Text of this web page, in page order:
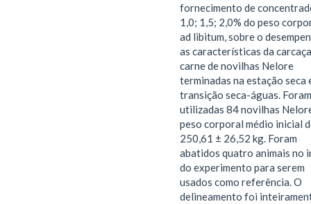
fornecimento de
1,0; 1,5; 2,0% do peso
ad libitum, sobre o
as características da
carne de novilhas Nelore
terminadas na estação seca
transição seca-águas. Foram
utilizadas 84 novilhas
peso corporal médio inicial
250,61 ± 26,52 kg. Foram
abatidos quatro animais no
do experimento para serem
usados como referência. O
delineamento foi